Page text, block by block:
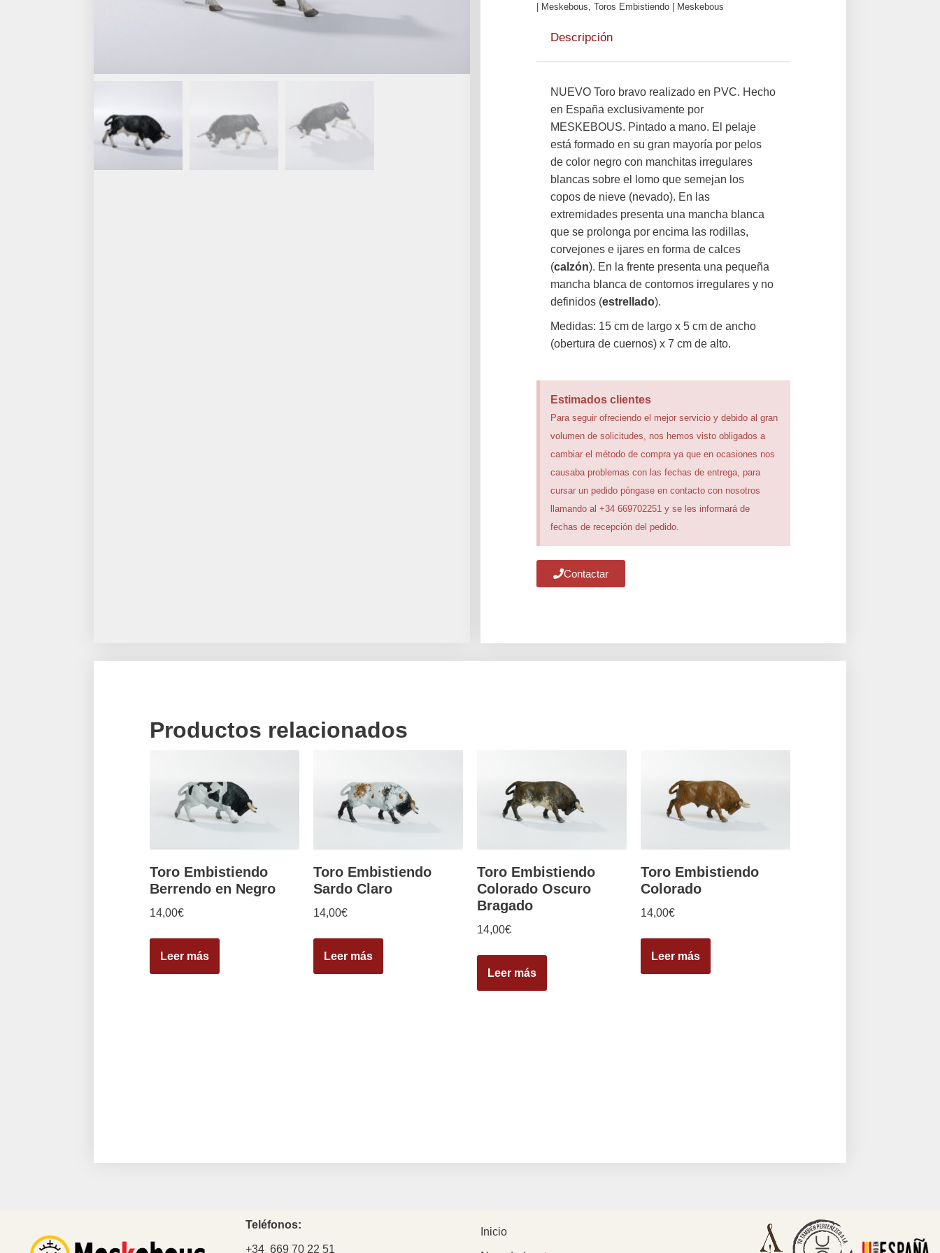
| Meskebous Toros Embistiendo | Meskebous
Descripción
NUEVO Toro bravo realizado en PVC. Hecho
en España exclusivamente por
MESKEBOUS. Pintado a mano. El pelaje
está formado en su gran mayoría por pelos
de color negro con manchitas irregulares
blancas sobre el lomo que semejan los
copos de nieve (nevado). En las
extremidades presenta una mancha blanca
que se prolonga por encima las rodillas,
corvejones e ijares en forma de calces
(calzón). En la frente presenta una pequeña
mancha blanca de contornos irregulares y no
definidos (estrellado).
Medidas: 15 cm de largo x 5 cm de ancho
(obertura de cuernos) x 7 cm de alto.
Estimados clientes
Para seguir ofreciendo el mejor servicio y debido al gran
volumen de solicitudes, nos hemos visto obligados a
cambiar el método de compra ya que en ocasiones nos
causaba problemas con las fechas de entrega, para
cursar un pedido póngase en contacto con nosotros
llamando al +34 669702251 y se les informará de
fechas de recepción del pedido.
Contactar
Productos relacionados
Toro Embistiendo
Berrendo en Negro
14,00€
Leer más
Toro Embistiendo
Sardo Claro
14,00€
Leer más
Toro Embistiendo
Colorado Oscuro
Bragado
14,00€
Leer más
Toro Embistiendo
Colorado
14,00€
Leer más
Teléfonos:
+34 669 70 22 51
Inicio